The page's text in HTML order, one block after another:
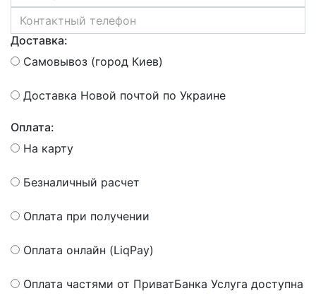
Доставка:
Самовывоз (город Киев)
Доставка Новой почтой по Украине
Оплата:
На карту
Безналичный расчет
Оплата при получении
Оплата онлайн (LiqPay)
Оплата частями от ПриватБанка Услуга доступна